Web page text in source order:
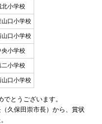
北小学校
山口小学校
山口小学校
央小学校
二小学校
山口小学校
とうございます。
久保田崇市長）から、賞状